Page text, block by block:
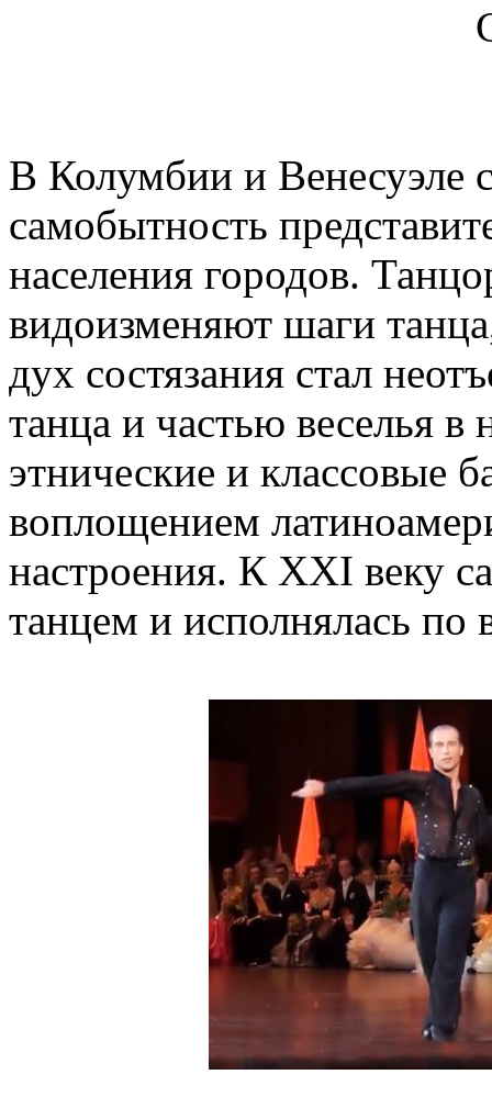
В Колумбии и Венесуэле
самобытность
населения городов.
видоизменяют шаги
дух состязания стал
танца и частью веселья в
этнические и классовые
воплощением
настроения. К XXI веку
танцем и исполнялась по